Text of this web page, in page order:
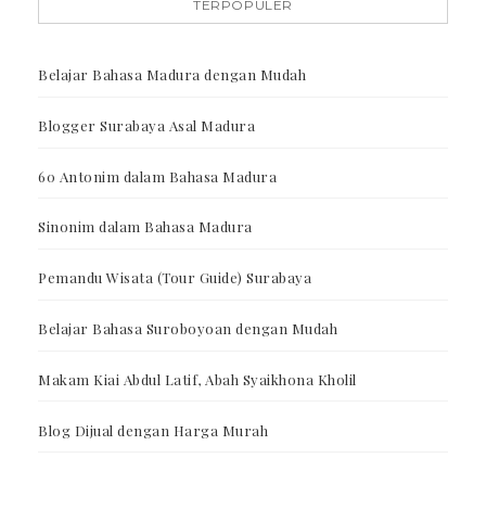
TERPOPULER
Belajar Bahasa Madura dengan Mudah
Blogger Surabaya Asal Madura
60 Antonim dalam Bahasa Madura
Sinonim dalam Bahasa Madura
Pemandu Wisata (Tour Guide) Surabaya
Belajar Bahasa Suroboyoan dengan Mudah
Makam Kiai Abdul Latif, Abah Syaikhona Kholil
Blog Dijual dengan Harga Murah